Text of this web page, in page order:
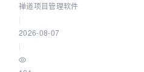
禅道项目管理软件
2026-08-07